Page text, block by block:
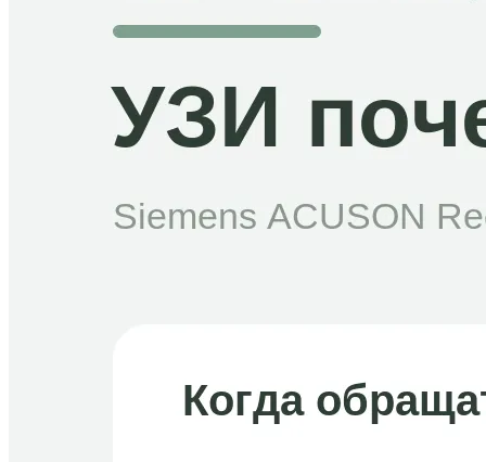
Травматология-ортопедия
Урология
Хирургия
Эндокринология